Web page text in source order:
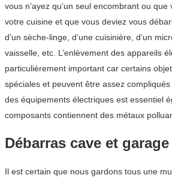
vous n’ayez qu’un seul encombrant ou
votre cuisine et que vous deviez vous
d’un sèche-linge, d’une cuisinière, d’un
vaisselle, etc. L’enlèvement des appareils
particulièrement important car certains
spéciales et peuvent être assez
des équipements électriques est essentiel
composants contiennent des métaux
Débarras cave et
Il est certain que nous gardons tous une